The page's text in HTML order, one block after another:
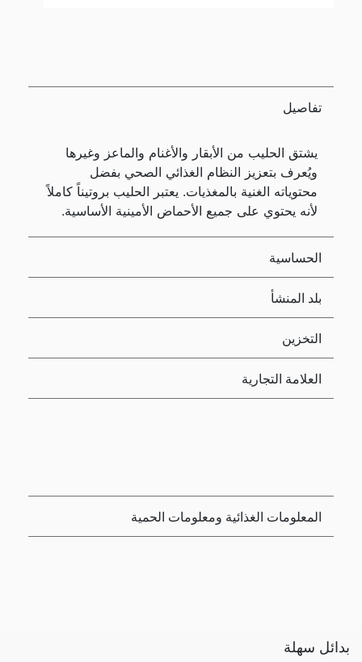
تفاصيل
يشتق الحليب من الأبقار والأغنام والماعز وغيرها
ويُعرف بتعزيز النظام الغذائي الصحي بفضل
محتوياته الغنية بالمغذيات. يعتبر الحليب بروتيناً كاملاً
لأنه يحتوي على جميع الأحماض الأمينية الأساسية.
الحساسية
بلد المنشأ
التخزين
العلامة التجارية
المعلومات الغذائية ومعلومات الحمية
بدائل سهلة